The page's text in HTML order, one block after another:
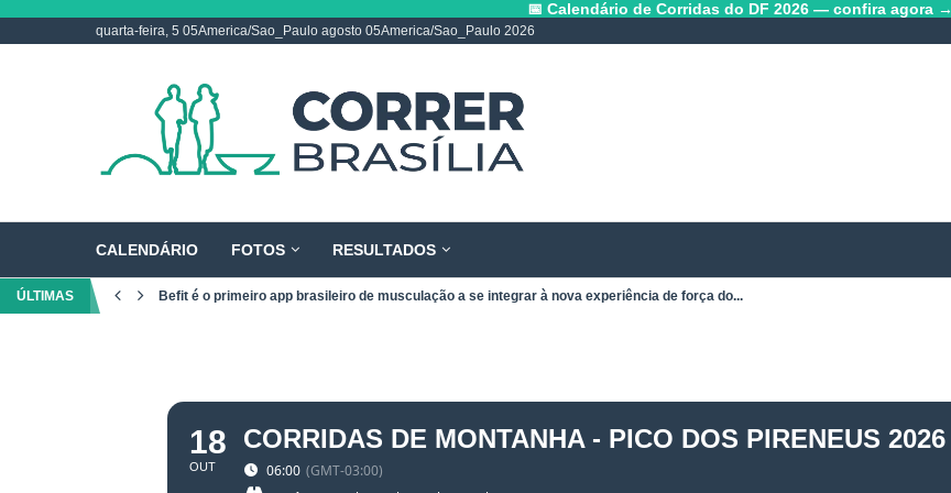
📅 Calendário de Corridas do DF 2026 — confira agora →
quarta-feira, 5 05America/Sao_Paulo agosto 05America/Sao_Paulo 2026
CALENDÁRIO FOTOS RESULTADOS
ÚLTIMAS Befit é o primeiro app brasileiro de musculação a se integrar à nova experiência de força do...
18
OUT
CORRIDAS DE MONTANHA - PICO DOS PIRENEUS 2026
06:00 (GMT-03:00)